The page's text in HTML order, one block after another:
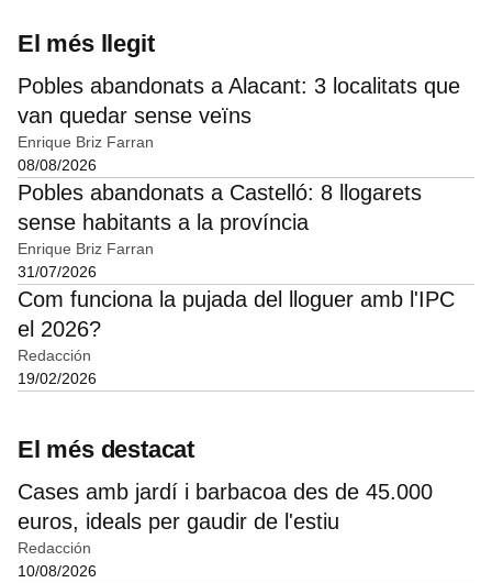
El més llegit
Pobles abandonats a Alacant: 3 localitats que
van quedar sense veïns
Enrique Briz Farran
08/08/2026
Pobles abandonats a Castelló: 8 llogarets
sense habitants a la província
Enrique Briz Farran
31/07/2026
Com funciona la pujada del lloguer amb l'IPC
el 2026?
Redacción
19/02/2026
El més destacat
Cases amb jardí i barbacoa des de 45.000
euros, ideals per gaudir de l'estiu
Redacción
10/08/2026